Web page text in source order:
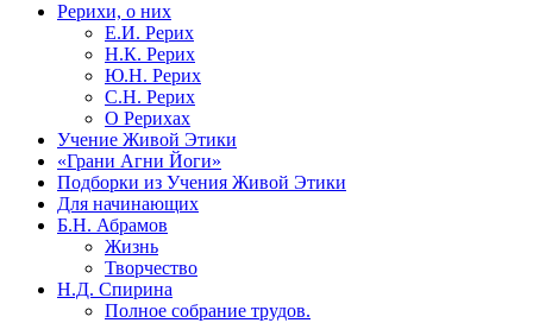
Рерихи, о них
Е.И. Рерих
Н.К. Рерих
Ю.Н. Рерих
С.Н. Рерих
О Рерихах
Учение Живой Этики
«Грани Агни Йоги»
Подборки из Учения Живой Этики
Для начинающих
Б.Н. Абрамов
Жизнь
Творчество
Н.Д. Спирина
Полное собрание трудов.